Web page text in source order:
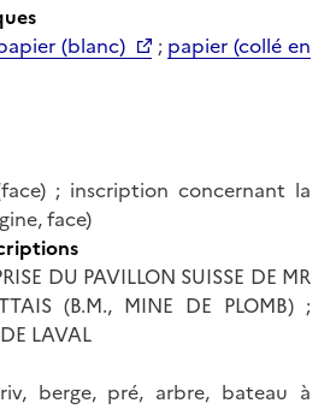
(blanc) ; papier (collé en
; inscription concernant la
face)
DU PAVILLON SUISSE DE MR
(B.M., MINE DE PLOMB) ;
LAVAL
berge, pré, arbre, bateau à